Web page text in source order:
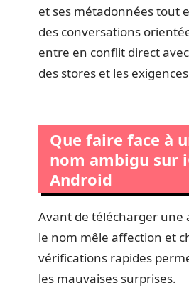
et ses métadonnées tout
des conversations
entre en conflit direct
des stores et les exigences
Que faire face à
nom ambigu sur
Android
Avant de télécharger une
le nom mêle affection et
vérifications rapides
les mauvaises surprises.